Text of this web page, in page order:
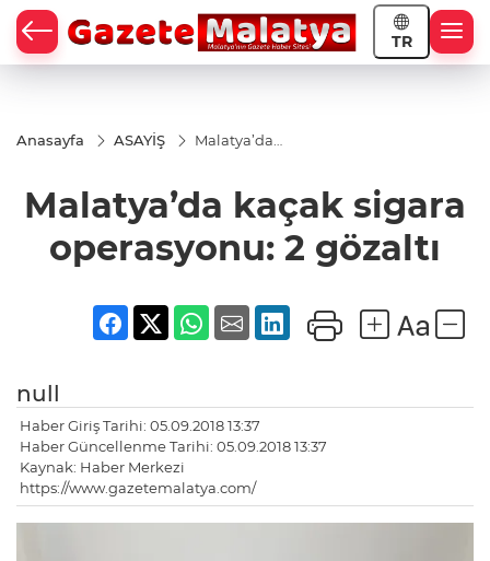
TR
Anasayfa ASAYİŞ
Malatya’da
operasyonu:
2 gözaltı
Malatya’da kaçak sigara
operasyonu: 2 gözaltı
null
Haber Giriş Tarihi: 05.09.2018 13:37
Haber Güncellenme Tarihi: 05.09.2018 13:37
Kaynak: Haber Merkezi
https://www.gazetemalatya.com/